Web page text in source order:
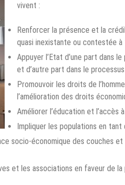
vivent :
Renforcer la présence et la
quasi inexistante ou contestée à
Appuyer l’Etat d’une part dans
et d’autre part dans le
Promouvoir les droits de
l’amélioration des droits
Améliorer l’éducation et l’accès
Impliquer les populations en
socio-économique des couches
et les associations en faveur de